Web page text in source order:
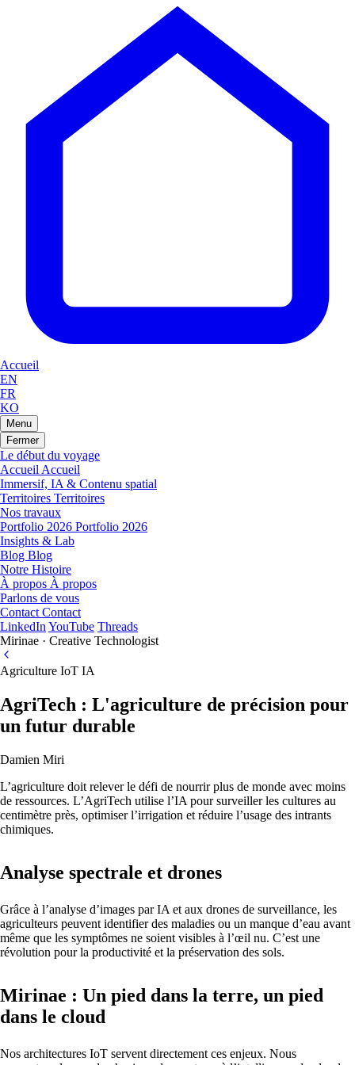
Accueil
EN
FR
KO
Menu
Fermer
Le début du voyage
Accueil Accueil
Immersif, IA & Contenu spatial
Territoires Territoires
Nos travaux
Portfolio 2026 Portfolio 2026
Insights & Lab
Blog Blog
Notre Histoire
À propos À propos
Parlons de vous
Contact Contact
LinkedIn YouTube Threads
Mirinae · Creative Technologist
Agriculture IoT IA
AgriTech : L'agriculture de précision pour
un futur durable
Damien Miri
L’agriculture doit relever le défi de nourrir plus de monde avec moins
de ressources. L’AgriTech utilise l’IA pour surveiller les cultures au
centimètre près, optimiser l’irrigation et réduire l’usage des intrants
chimiques.
Analyse spectrale et drones
Grâce à l’analyse d’images par IA et aux drones de surveillance, les
agriculteurs peuvent identifier des maladies ou un manque d’eau avant
même que les symptômes ne soient visibles à l’œil nu. C’est une
révolution pour la productivité et la préservation des sols.
Mirinae : Un pied dans la terre, un pied
dans le cloud
Nos architectures IoT servent directement ces enjeux. Nous